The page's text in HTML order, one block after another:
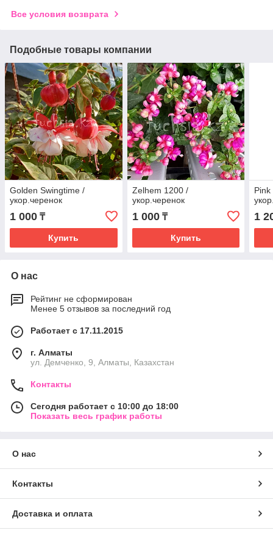
Все условия возврата
Подобные товары компании
Golden Swingtime /
укор.черенок
1 000 ₸
Купить
Zelhem 1200 /
укор.черенок
1 000₸
Купить
Pink
1
О нас
Рейтинг не сформирован
Менее 5 отзывов за последний год
Работает с 17.11.2015
г. Алматы
ул. Демченко, 9, Алматы, Казахстан
Контакты
Сегодня работает с 10:00 до 18:00
Показать весь график работы
О нас
Контакты
Доставка и оплата